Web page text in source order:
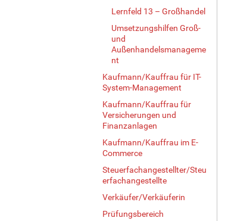
Lernfeld 13 – Großhandel
Umsetzungshilfen Groß-
und
Außenhandelsmanageme
nt
Kaufmann/Kauffrau für IT-
System-Management
Kaufmann/Kauffrau für
Versicherungen und
Finanzanlagen
Kaufmann/Kauffrau im E-
Commerce
Steuerfachangestellter/Steu
erfachangestellte
Verkäufer/Verkäuferin
Prüfungsbereich